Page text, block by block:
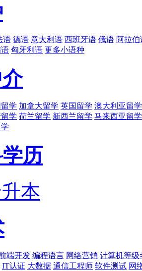
语 德语 意大利语 西班牙语 俄语 阿拉伯
匈牙利语 更多小语种
学 加拿大留学 英国留学 澳大利亚留学
学 荷兰留学 新西兰留学 马来西亚留学
历
本
端开发 编程语言 网络营销 计算机等级
IT认证 大数据 通信工程师 软件测试 网